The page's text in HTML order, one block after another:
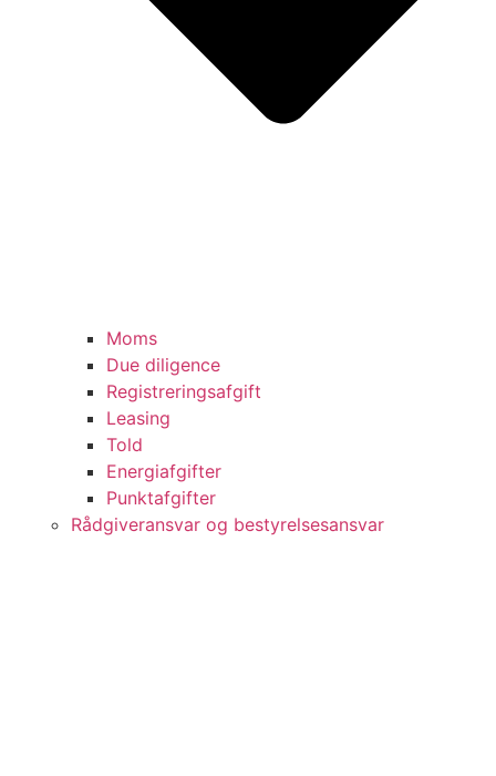
Moms
Due diligence
Registreringsafgift
Leasing
Told
Energiafgifter
Punktafgifter
Rådgiveransvar og bestyrelsesansvar